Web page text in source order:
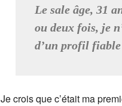
Le sale âge, 31
ou deux fois, je
d’un profil
Je crois que c’était ma